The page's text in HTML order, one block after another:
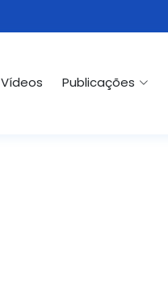
Vídeos Publicações